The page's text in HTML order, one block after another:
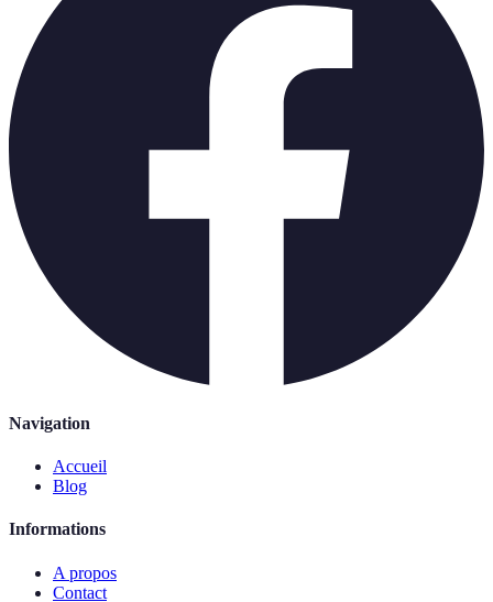
Navigation
Accueil
Blog
Informations
A propos
Contact